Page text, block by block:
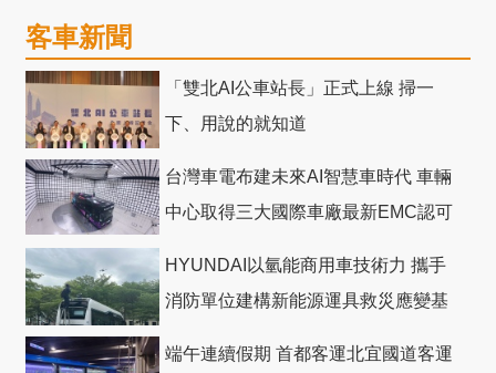
客車新聞
「雙北AI公車站長」正式上線 掃一
下、用說的就知道
台灣車電布建未來AI智慧車時代 車輛
中心取得三大國際車廠最新EMC認可
HYUNDAI以氫能商用車技術力 攜手
消防單位建構新能源運具救災應變基
端午連續假期 首都客運北宜國道客運